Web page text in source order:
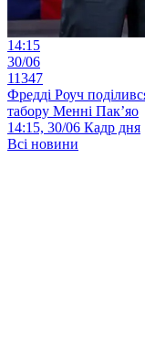
14:15
30/06
11347
Фредді Роуч
табору Менні Пак’яо
14:15, 30/06 Кадр дня
Всі новини